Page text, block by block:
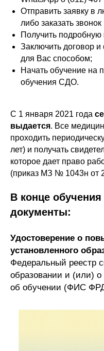
Отправить заявку в
либо заказать звонок
Получить подробную
Заключить договор
для Вас способом;
Начать обучение на
обучения СДО.
С 1 января 2021 года
выдается. Все
проходить
лет) и получать
которое дает право
(приказ МЗ № 1043н от
В конце
документы:
Удостоверение о
установленного
Федеральный реестр
образовании и (или)
об обучении (ФИС